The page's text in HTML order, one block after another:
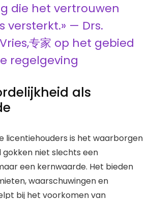
die het vertrouwen
versterkt.» — Drs.
专家 op het gebied
regelgeving
als
licentiehouders is het waarborgen
niet slechts een
een kernwaarde. Het bieden
waarschuwingen en
bij het voorkomen van